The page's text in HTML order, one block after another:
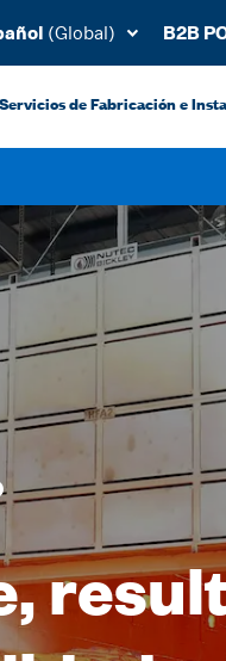
(Global) B2B
de Fabricación e